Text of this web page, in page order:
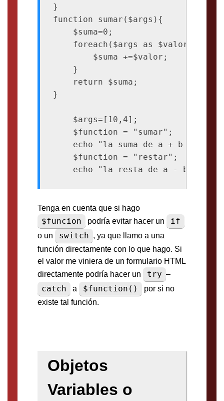
}
function sumar($args){
    $suma=0;
    foreach($args as $valor){
        $suma +=$valor;
    }
    return $suma;
}
    $args=[10,4];
    $function = "sumar";
echo "la suma de a + b es
    $function = "restar";
Tenga en cuenta que si hago
$funcion podría evitar hacer un if
o un switch , ya que llamo a una
función directamente con lo que hago. Si
el valor me viniera de un formulario HTML
directamente podría hacer un
try –
catch a $function()
por si no
existe tal función.
Objetos
Variables o